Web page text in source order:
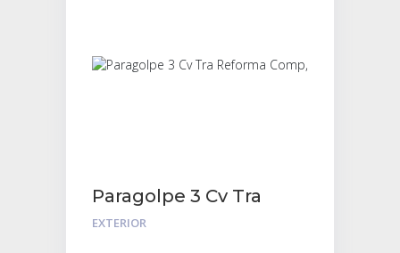
Paragolpe 3 Cv Tra
Reforma Comp,
EXTERIOR